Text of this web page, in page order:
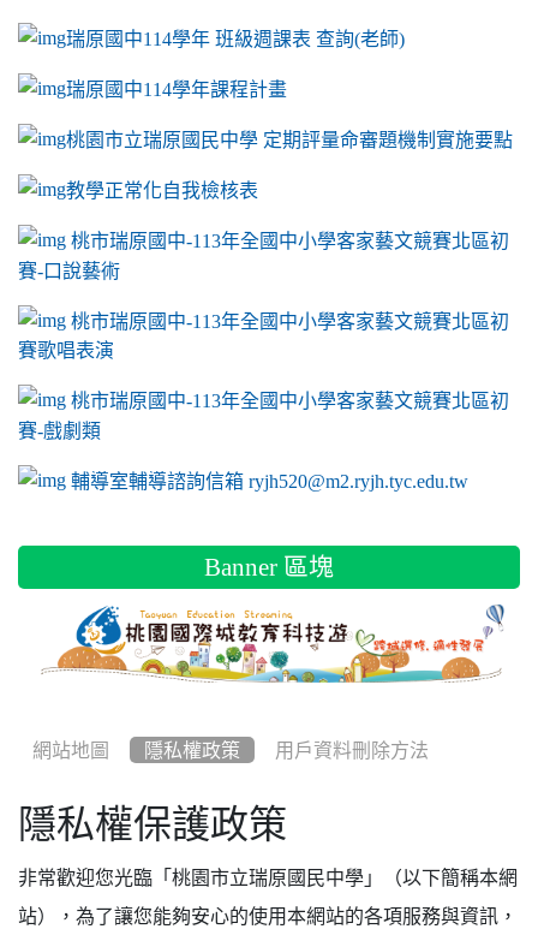
瑞原國中114學年 班級週課表 查詢(老師)
瑞原國中114學年課程計畫
link to https://sites.google.com/a/m2.ryjh.tyc.edu.tw/ryjh011/
桃園市立瑞原國民中學 定期評量命審題機制實施要點
link to https://sites.google.com/a/m2.ryjh.tyc.edu.tw/
教學正常化自我檢核表
link to mailto:ryjh520@m2.ryjh.tyc.edu.tw
link to mailto:ryjh520@m2.ryjh.tyc.edu.tw
ink to mailto:ryjh520@m2.ryjh.tyc.edu.tw
link to mailto:ryjh520@m2.ryjh.tyc.edu.tw
link to mailto:ryjh520@m2.ryjh.tyc.edu.tw
ink to mailto:ryjh520@m2.ryjh.tyc.edu.tw
ink to mailto:ryjh520@m2.ryjh.tyc.edu.tw
link to https://sites.google.com/a/m2.ryjh.tyc.edu.tw/ryjh011/
ink to mailto:ryjh520@m2.ryjh.tyc.edu.tw
link to https://tyc.entry.edu.tw/NoExamImitate_TL/
桃市瑞原國中-113年全國中小學客家藝文競賽北區初
賽-口說藝術
link to https://tyc.entry.edu.tw/NoExamImitate_TL/
桃市瑞原國中-113年全國中小學客家藝文競賽北區初
賽歌唱表演
link to https://tyc.entry.edu.tw/NoExamImitate_TL/
桃市瑞原國中-113年全國中小學客家藝文競賽北區初
賽-戲劇類
link to https://tyc.entry.edu.tw/NoExamImitate_TL/
輔導室輔導諮詢信箱 ryjh520@m2.ryjh.tyc.edu.tw
Banner 區塊
網站地圖 隱私權政策 用戶資料刪除方法
隱私權保護政策
非常歡迎您光臨「桃園市立瑞原國民中學」（以下簡稱本網
站），為了讓您能夠安心的使用本網站的各項服務與資訊，